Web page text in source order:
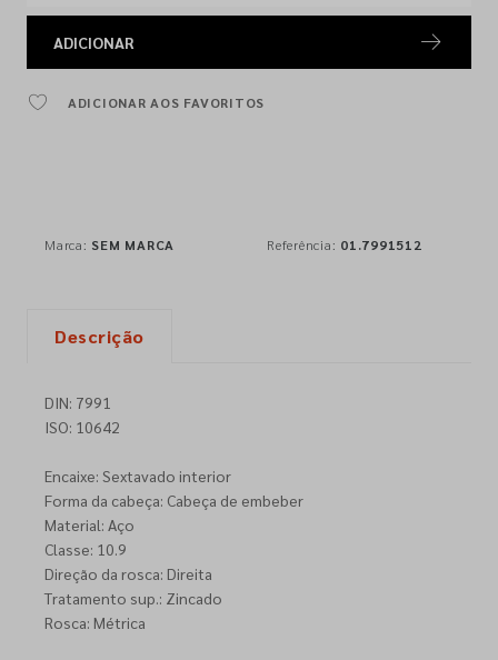
ADICIONAR
ADICIONAR AOS FAVORITOS
Marca: SEM MARCA Referência: 01.7991512
Descrição
DIN: 7991
ISO: 10642
Encaixe: Sextavado interior
Forma da cabeça: Cabeça de embeber
Material: Aço
Classe: 10.9
Direção da rosca: Direita
Tratamento sup.: Zincado
Rosca: Métrica